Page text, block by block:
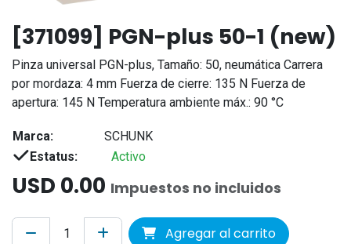
[371099] PGN-plus 50-1 (new)
Pinza universal PGN-plus, Tamaño: 50, neumática Carrera
por mordaza: 4 mm Fuerza de cierre: 135 N Fuerza de
apertura: 145 N Temperatura ambiente máx.: 90 °C
Marca:
SCHUNK
Estatus:
Activo
USD 0.00 Impuestos no incluidos
Agregar al carrito